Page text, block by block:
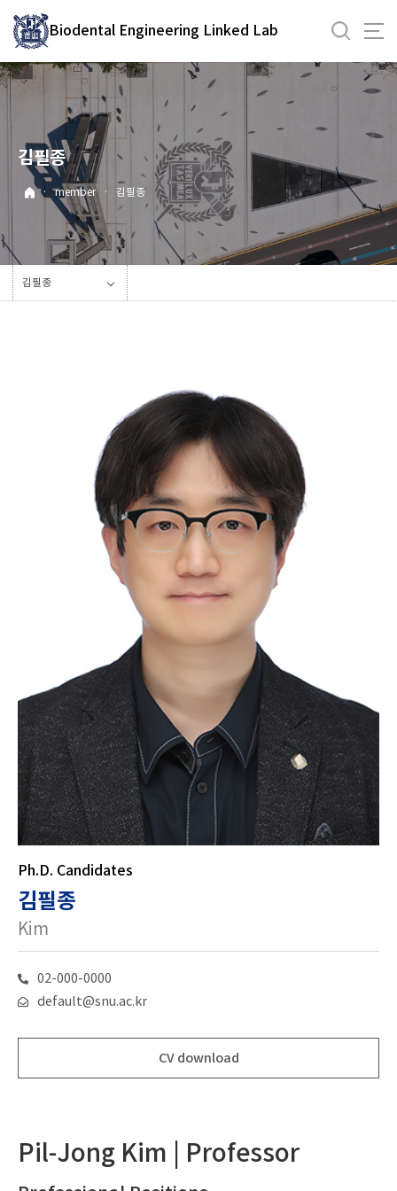
기
Biodental Engineering Linked Lab
김필종
· member · 김필종
김필종
Ph.D. Candidates
김필종
Kim
02-000-0000
default@snu.ac.kr
CV download
Pil-Jong Kim | Professor